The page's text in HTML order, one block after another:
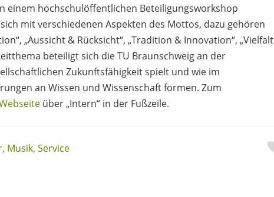
einem hochschulöffentlichen Beteiligungsworkshop
mit verschiedenen Aspekten des Mottos, dazu gehören
„Aussicht & Rücksicht“, „Tradition & Innovation“, „Vielfalt
beteiligt sich die TU Braunschweig an der
Zukunftsfähigkeit spielt und wie im
an Wissen und Wissenschaft formen. Zum
über „Intern“ in der Fußzeile.
, Musik, Service